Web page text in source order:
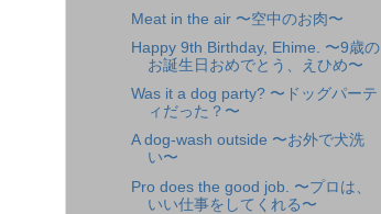
Meat in the air 〜空中のお肉〜
Happy 9th Birthday, Ehime. 〜9歳の
お誕生日おめでとう、えひめ〜
Was it a dog party? 〜ドッグパーテ
ィだった？〜
A dog-wash outside 〜お外で犬洗
い〜
Pro does the good job. 〜プロは、
いい仕事をしてくれる〜